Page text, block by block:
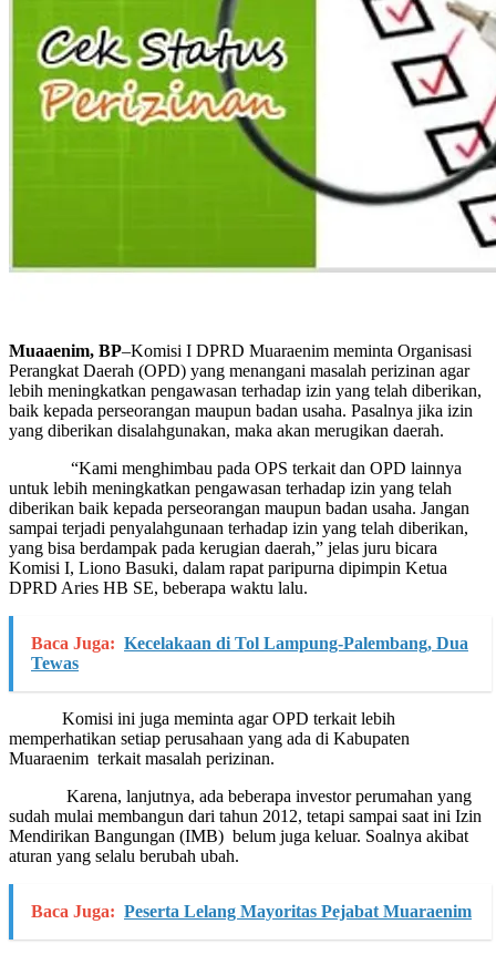
Muaaenim, BP–Komisi I DPRD Muaraenim meminta Organisasi
Perangkat Daerah (OPD) yang menangani masalah perizinan agar
lebih meningkatkan pengawasan terhadap izin yang telah diberikan,
baik kepada perseorangan maupun badan usaha. Pasalnya jika izin
yang diberikan disalahgunakan, maka akan merugikan daerah.
“Kami menghimbau pada OPS terkait dan OPD lainnya
untuk lebih meningkatkan pengawasan terhadap izin yang telah
diberikan baik kepada perseorangan maupun badan usaha. Jangan
sampai terjadi penyalahgunaan terhadap izin yang telah diberikan,
yang bisa berdampak pada kerugian daerah,” jelas juru bicara
Komisi I, Liono Basuki, dalam rapat paripurna dipimpin Ketua
DPRD Aries HB SE, beberapa waktu lalu.
Baca Juga: Kecelakaan di Tol Lampung-Palembang, Dua
Tewas
Komisi ini juga meminta agar OPD terkait lebih
memperhatikan setiap perusahaan yang ada di Kabupaten
Muaraenim terkait masalah perizinan.
Karena, lanjutnya, ada beberapa investor perumahan yang
sudah mulai membangun dari tahun 2012, tetapi sampai saat ini Izin
Mendirikan Bangungan (IMB) belum juga keluar. Soalnya akibat
aturan yang selalu berubah ubah.
Baca Juga: Peserta Lelang Mayoritas Pejabat Muaraenim